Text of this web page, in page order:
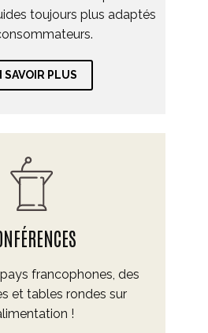
toujours plus adaptés
SAVOIR PLUS
francophones, des
et tables rondes sur
!